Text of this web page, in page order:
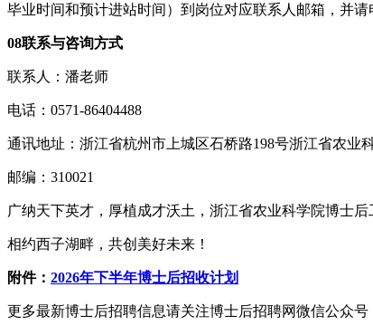
毕业时间和预计进站时间）到岗位对应联系人邮箱，并请
08联系与咨询方式
联系人：潘老师
电话：0571-86404488
通讯地址：浙江省杭州市上城区石桥路198号浙江省农业
邮编：310021
广纳天下英才，厚植成才沃土，浙江省农业科学院博士后
相约西子湖畔，共创美好未来！
附件： 2026年下半年博士后招收计划
更多最新博士后招聘信息请关注博士后招聘网微信公众号